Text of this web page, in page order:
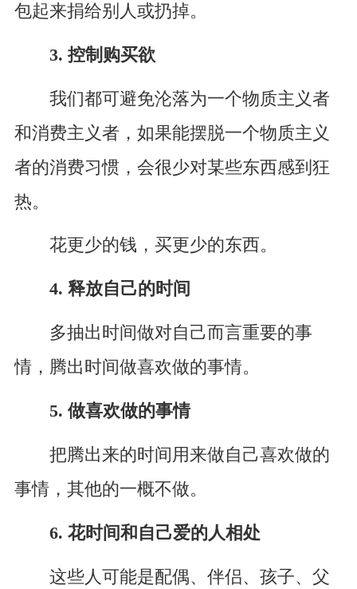
包起来捐给别人或扔掉。
3. 控制购买欲
我们都可避免沦落为一个物质主义者
和消费主义者，如果能摆脱一个物质主义
者的消费习惯，会很少对某些东西感到狂
热。
花更少的钱，买更少的东西。
4. 释放自己的时间
多抽出时间做对自己而言重要的事
情，腾出时间做喜欢做的事情。
5. 做喜欢做的事情
把腾出来的时间用来做自己喜欢做的
事情，其他的一概不做。
6. 花时间和自己爱的人相处
这些人可能是配偶、伴侣、孩子、父